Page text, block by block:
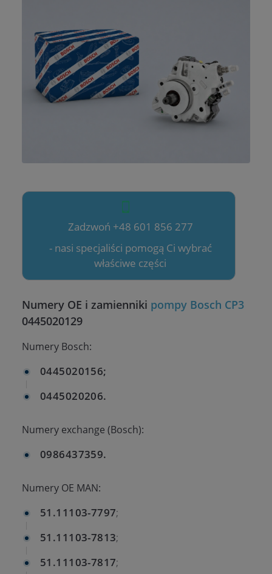
Zadzwoń +48 601 856 277
- nasi specjaliści pomogą Ci wybrać
właściwe części
Numery OE i zamienniki pompy Bosch CP3
0445020129
Numery Bosch:
0445020156;
0445020206.
Numery exchange (Bosch):
0986437359.
Numery OE MAN:
51.11103-7797;
51.11103-7813;
51.11103-7817;